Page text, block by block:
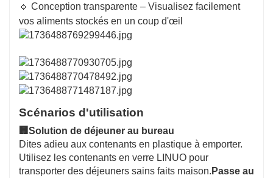
🔹 Conception transparente – Visualisez facilement
vos aliments stockés en un coup d'œil
Scénarios d'utilisation
🏢 Solution de déjeuner au bureau
Dites adieu aux contenants en plastique à emporter.
Utilisez les contenants en verre LINUO pour
transporter des déjeuners sains faits maison. Passe au